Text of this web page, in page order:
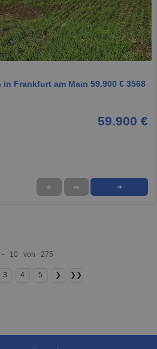
1 / 1
Frankfurt am Main 59.900 € 3568
59.900 €
★ ➦ ➜
10 von 275
3 4 5 ❯ ❯❯